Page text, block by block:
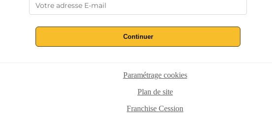
Continuer
Paramétrage cookies
Plan de site
Franchise Cession